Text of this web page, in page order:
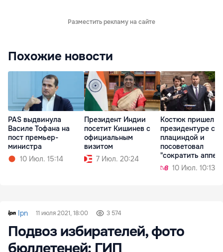
Разместить рекламу на сайте
Похожие новости
PAS выдвинула
Василе Тофана на
пост премьер-
министра
10 Июл. 15:14
Президент Индии
посетит Кишинев с
официальным
визитом
7 Июл. 20:24
Костюк пришел к
президентуре с
плациндой и
посоветовал
"сократить
чиновников"
10 Июл. 10:13
Ipn 11 июля 2021, 18:00 3 574
Подвоз избирателей, фото
бюллетеней: ГИП